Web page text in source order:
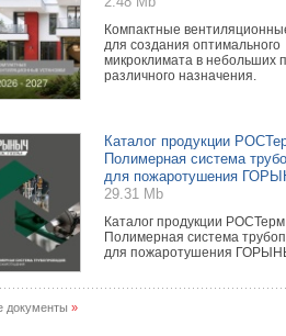
Компактные
для создания оптимального
микроклимата в небольших
различного назначения.
Каталог продукции
Полимерная система
для пожаротушения
29.31 Mb
Каталог продукции
Полимерная система
для пожаротушения
документы »